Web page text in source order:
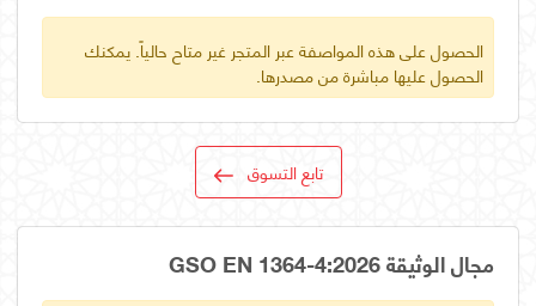
الحصول على هذه المواصفة عبر المتجر غير متاح حالياً. يمكنك
الحصول عليها مباشرة من مصدرها.
تابع التسوق
مجال الوثيقة GSO EN 1364-4:2026